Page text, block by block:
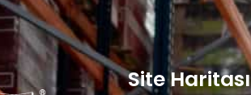
Site Haritası